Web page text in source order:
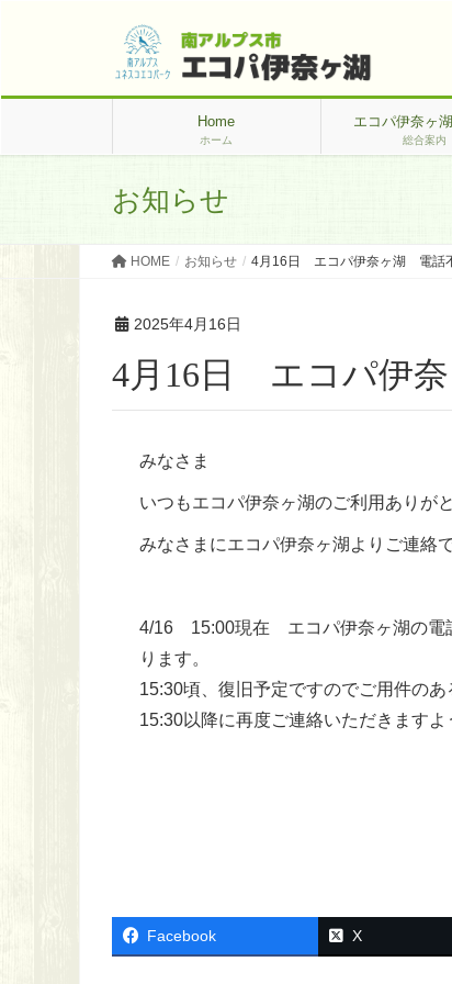
Home
ホーム
エコパ伊奈ヶ
総合案内
お知らせ
HOME お知らせ 4月16日 エコパ伊奈ヶ湖 電話
2025年4月16日
4月16日 エコパ伊
みなさま
いつもエコパ伊奈ヶ湖のご利用ありが
みなさまにエコパ伊奈ヶ湖よりご連絡で
4/16 15:00現在 エコパ伊奈ヶ湖の電
ります。
15:30頃、復旧予定ですのでご用件の
15:30以降に再度ご連絡いただきますよ
Facebook X